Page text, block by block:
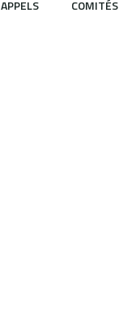
APPELS COMITÉS